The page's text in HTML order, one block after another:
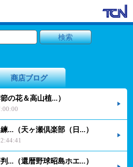
商店ブログ
の花＆高山植...）
...（天ヶ瀬倶楽部（日...）
...（還暦野球昭島ホエ...）